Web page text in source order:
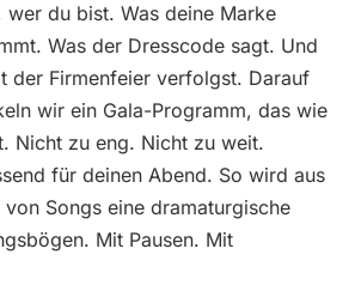
du bist. Was deine Marke
Was der Dresscode sagt. Und
der Firmenfeier verfolgst. Darauf
wir ein Gala-Programm, das wie
Nicht zu eng. Nicht zu weit.
für deinen Abend. So wird aus
Songs eine dramaturgische
Mit Pausen. Mit